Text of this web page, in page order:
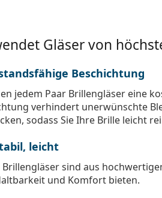
Gläser von
Beschichtung
jedem Paar Brillengläser eine
verhindert unerwünschte
sodass Sie Ihre Brille leicht
leicht
Brillengläser sind aus
und Komfort bieten.